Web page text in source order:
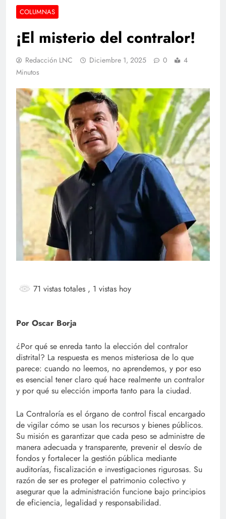
COLUMNAS
¡El misterio del contralor!
Redacción LNC Diciembre 1, 2025 0
4
Minutos
71 vistas totales , 1 vistas hoy
Por Oscar Borja
¿Por qué se enreda tanto la elección del contralor
distrital? La respuesta es menos misteriosa de lo que
parece: cuando no leemos, no aprendemos, y por eso
es esencial tener claro qué hace realmente un contralor
y por qué su elección importa tanto para la ciudad.
La Contraloría es el órgano de control fiscal encargado
de vigilar cómo se usan los recursos y bienes públicos.
Su misión es garantizar que cada peso se administre de
manera adecuada y transparente, prevenir el desvío de
fondos y fortalecer la gestión pública mediante
auditorías, fiscalización e investigaciones rigurosas. Su
razón de ser es proteger el patrimonio colectivo y
asegurar que la administración funcione bajo principios
de eficiencia, legalidad y responsabilidad.